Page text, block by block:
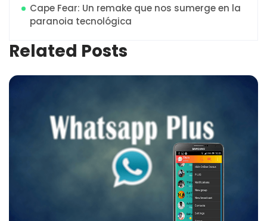
Cape Fear: Un remake que nos sumerge en la
paranoia tecnológica
Related Posts